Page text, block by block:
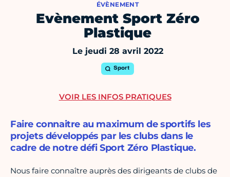
ÉVÈNEMENT
Evènement Sport Zéro
Plastique
Le jeudi 28 avril 2022
Sport
Faire connaitre au maximum de sportifs les
projets développés par les clubs dans le
cadre de notre défi Sport Zéro Plastique.
Nous faire connaître auprès des dirigeants de clubs de
VOIR LES INFOS PRATIQUES